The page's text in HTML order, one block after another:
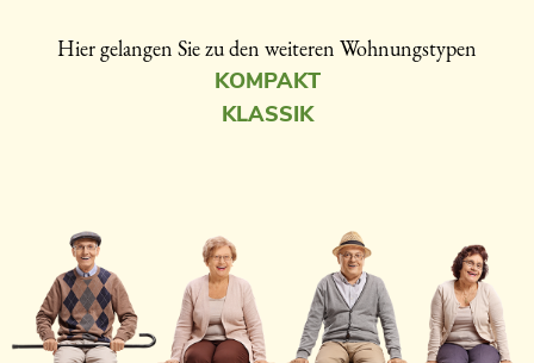
Hier gelangen Sie zu den weiteren Wohnungstypen
KOMPAKT
KLASSIK